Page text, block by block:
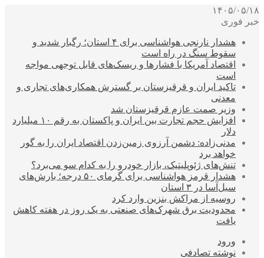
۱۴۰۵/۰۵/۱۸
خبر فوری
هشدار نارنجی هواشناسی برای ۴ استان؛ رگبار شدید و
سقوط سنگ در راه است
اقتصاد آمریکا با فشارها و ریسک‌های قابل توجهی مواجه
است
تاکید ایران و قرقیزستان بر گسترش همکاری‌های تجاری و
معدنی
وزیر صمت عازم قرقیزستان شد
افزایش حجم تجارت بین ایران و پاکستان به رقم ۱۰ میلیارد
دلار
مدنی‌زاده: دشمن آرزوی زمین‌زدن اقتصاد ایران را به گور
خواهد برد
تنش‌های ژئوپلیتیک، بازار خودرو را به کدام سو می‌برد؟
هشدار قرمز هواشناسی برای گرمای ۵۰ درجه؛ بارش‌های
سیل‌آسا در ۳ استان
روسیه از مراکش بنزین وارد کرد
محدودیت برق شهرک‌های صنعتی به یک روز در هفته کاهش
یافت
ورود
نوشته تصادفی